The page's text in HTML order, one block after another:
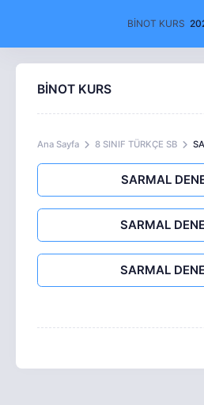
BİNOT KURS
BİNOT KURS
Ana Sayfa 8 SINIF TÜRKÇE SB
SARMAL
SARMAL
SARMAL